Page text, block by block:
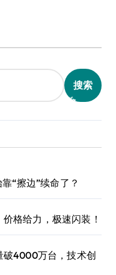
搜索
“擦边”续命了？
格给力，极速闪装！
破4000万台，技术创